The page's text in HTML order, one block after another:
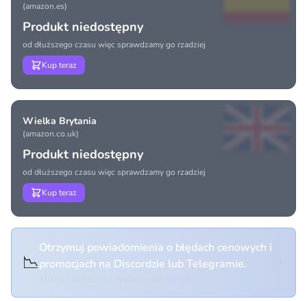
(amazon.es)
Produkt niedostępny
od dłuższego czasu więc sprawdzamy go rzadziej
Kup teraz
Wielka Brytania
(amazon.co.uk)
Produkt niedostępny
od dłuższego czasu więc sprawdzamy go rzadziej
Kup teraz
📉
Otrzymuj powiadomienia o błędach cenowych i
promocjach na Discordzie lub Telegramie.